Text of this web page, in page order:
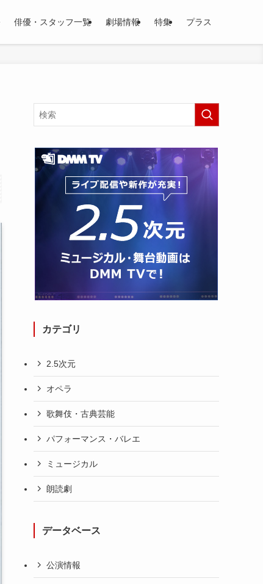
俳優・スタッフ一覧 劇場情報 特集 プラス
カテゴリ
2.5次元
オペラ
歌舞伎・古典芸能
パフォーマンス・バレエ
ミュージカル
朗読劇
データベース
公演情報